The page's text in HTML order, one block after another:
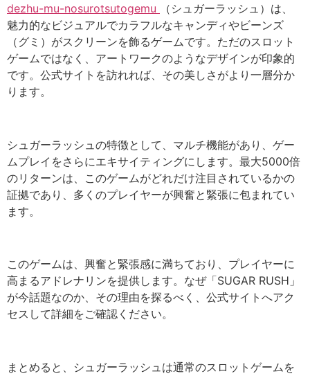
dezhu-mu-nosurotsutogemu
（シュガーラッシュ）は、
魅力的なビジュアルでカラフルなキャンディやビーンズ
（グミ）がスクリーンを飾るゲームです。ただのスロット
ゲームではなく、アートワークのようなデザインが印象的
です。公式サイトを訪れれば、その美しさがより一層分か
ります。
シュガーラッシュの特徴として、マルチ機能があり、ゲー
ムプレイをさらにエキサイティングにします。最大5000倍
のリターンは、このゲームがどれだけ注目されているかの
証拠であり、多くのプレイヤーが興奮と緊張に包まれてい
ます。
このゲームは、興奮と緊張感に満ちており、プレイヤーに
高まるアドレナリンを提供します。なぜ「SUGAR RUSH」
が今話題なのか、その理由を探るべく、公式サイトへアク
セスして詳細をご確認ください。
まとめると、シュガーラッシュは通常のスロットゲームを